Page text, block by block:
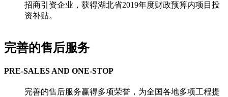
招商引资企业，获得湖北省2019年度财政预算内项目投
资补贴。
完善的售后服务
PRE-SALES AND ONE-STOP
完善的售后服务赢得多项荣誉，为全国各地多项工程提